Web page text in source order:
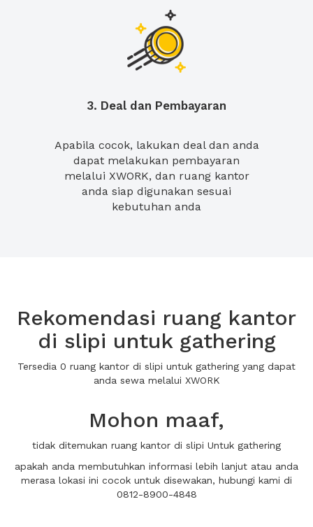
3. Deal dan Pembayaran
Apabila cocok, lakukan deal dan anda
dapat melakukan pembayaran
melalui XWORK, dan ruang kantor
anda siap digunakan sesuai
kebutuhan anda
Rekomendasi ruang kantor
di slipi untuk gathering
Tersedia 0 ruang kantor di slipi untuk gathering yang dapat
anda sewa melalui XWORK
Mohon maaf,
tidak ditemukan ruang kantor di slipi Untuk gathering
apakah anda membutuhkan informasi lebih lanjut atau anda
merasa lokasi ini cocok untuk disewakan, hubungi kami di
0812-8900-4848